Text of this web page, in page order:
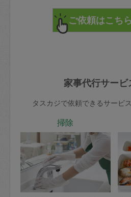
家事代行サービ
タスカジで依頼できるサービ
掃除